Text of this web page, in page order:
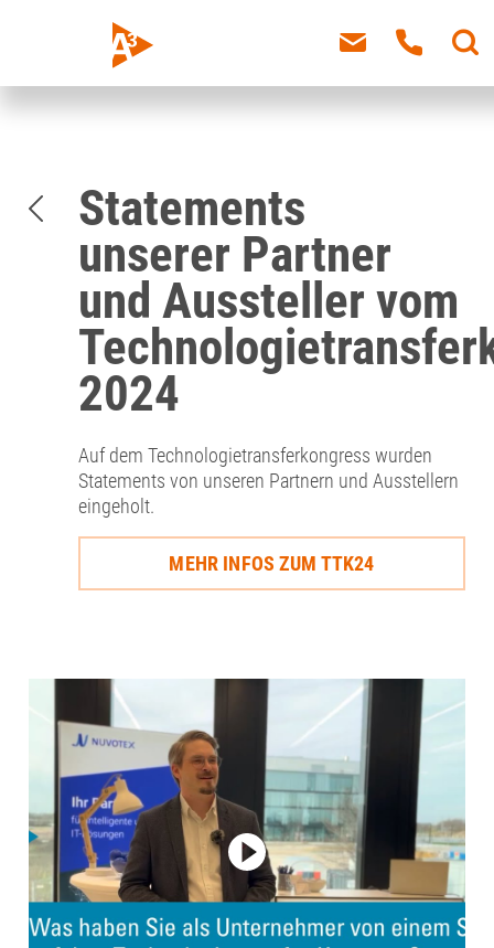
Statements
unserer Partner
und Aussteller vom
2024
Auf dem Technologietransferkongress wurden
Statements von unseren Partnern und Ausstellern
eingeholt.
MEHR INFOS ZUM TTK24